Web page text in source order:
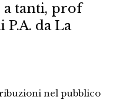
a tanti, prof
da La
nel pubblico